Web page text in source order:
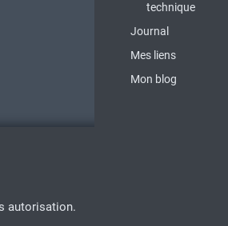
technique
Journal
Mes liens
Mon blog
autorisation.